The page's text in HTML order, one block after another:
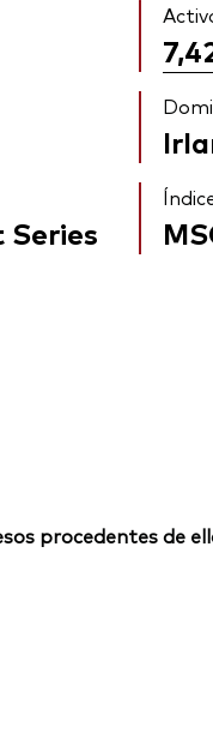
procedentes de